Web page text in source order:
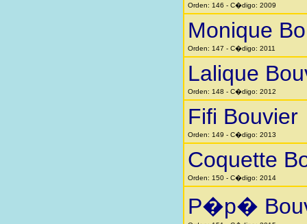
Orden: 146 - C�digo: 2009
Monique
Orden: 147 - C�digo: 2011
Lalique
Orden: 148 - C�digo: 2012
Fifi Bouvier
Orden: 149 - C�digo: 2013
Coquette
Orden: 150 - C�digo: 2014
P�p�